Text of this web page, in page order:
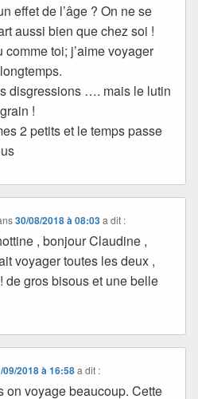
effet de l’âge ? On ne se
aussi bien que chez soi !
comme toi; j’aime voyager
disgressions …. mais le lutin
!
2 petits et le temps passe
30/08/2018 à 08:03 a dit :
, bonjour Claudine ,
voyager toutes les deux ,
de gros bisous et une belle
09/2018 à 16:58 a dit :
on voyage beaucoup. Cette